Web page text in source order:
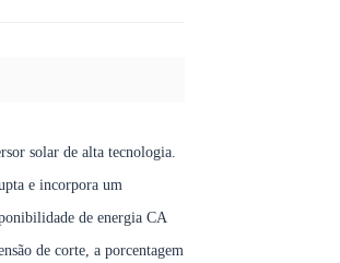
solar de alta tecnologia.
e incorpora um
de energia CA
de corte, a porcentagem